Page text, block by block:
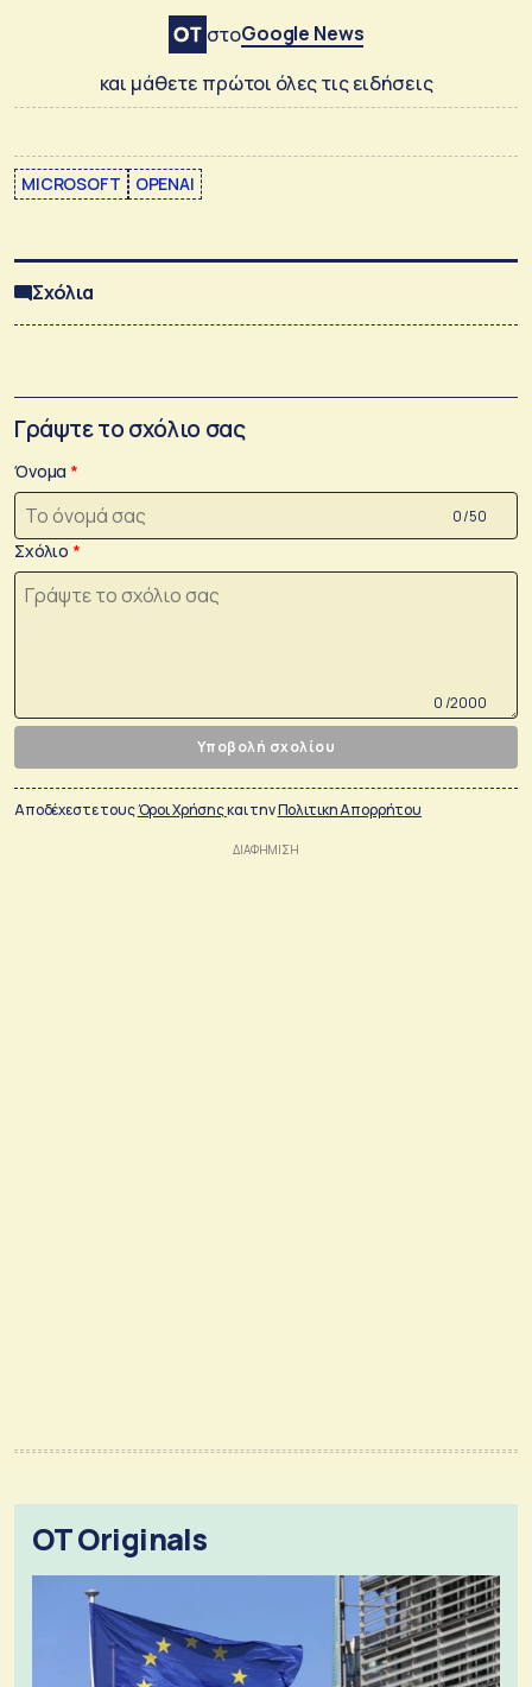
στοGoogle News
και μάθετε πρώτοι όλες τις ειδήσεις
MICROSOFT OPENAI
Σχόλια
Γράψτε το σχόλιο σας
Όνομα
0 /50
Σχόλιο
0 /2000
Υποβολή σχολίου
Αποδέχεστε τουςΌροι Χρήσηςκαι τηνΠολιτικη Απορρήτου
OT Originals